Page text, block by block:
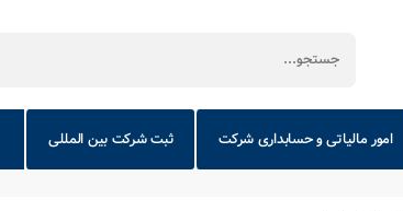
امور مالیاتی و حسابداری شرکت ثبت شرکت بین المللی